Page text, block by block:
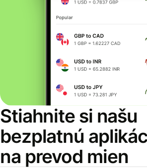
Stiahnite si našu
bezplatnú
na prevod mien